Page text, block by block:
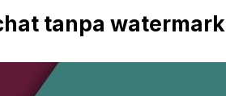
tanpa watermark